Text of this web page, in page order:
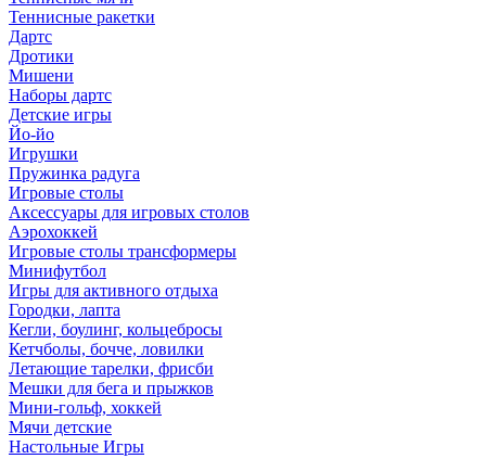
Теннисные ракетки
Дартс
Дротики
Мишени
Наборы дартс
Детские игры
Йо-йо
Игрушки
Пружинка радуга
Игровые столы
Аксессуары для игровых столов
Аэрохоккей
Игровые столы трансформеры
Минифутбол
Игры для активного отдыха
Городки, лапта
Кегли, боулинг, кольцебросы
Кетчболы, бочче, ловилки
Летающие тарелки, фрисби
Мешки для бега и прыжков
Мини-гольф, хоккей
Мячи детские
Настольные Игры